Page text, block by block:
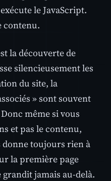
le JavaScript.
contenu.
la découverte de
silencieusement les
du site, la
» sont souvent
même si vous
et pas le contenu,
toujours rien à
la première page
jamais au-delà.